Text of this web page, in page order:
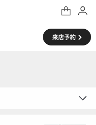
来店予約